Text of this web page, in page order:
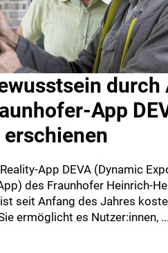
durch
App
erschienen
App DEVA (Dynamic
des Fraunhofer Heinrich-
seit Anfang des Jahres
ermöglicht es Nutzer:innen, ...